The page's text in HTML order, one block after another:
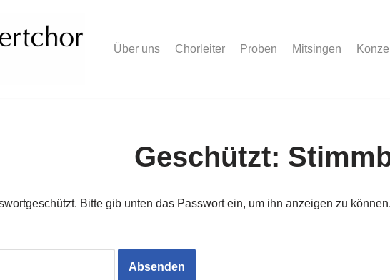
Über uns Chorleiter Proben Mitsingen
Geschützt:
Bitte gib unten das Passwort ein, um ihn anzeigen zu können.